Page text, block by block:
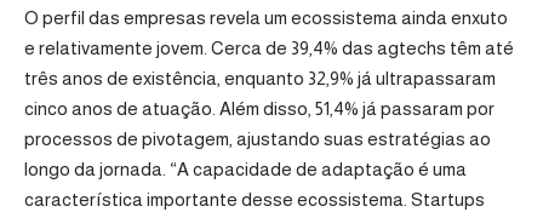
O perfil das empresas revela um ecossistema ainda enxuto
e relativamente jovem. Cerca de 39,4% das agtechs têm até
três anos de existência, enquanto 32,9% já ultrapassaram
cinco anos de atuação. Além disso, 51,4% já passaram por
processos de pivotagem, ajustando suas estratégias ao
longo da jornada. “A capacidade de adaptação é uma
característica importante desse ecossistema. Startups